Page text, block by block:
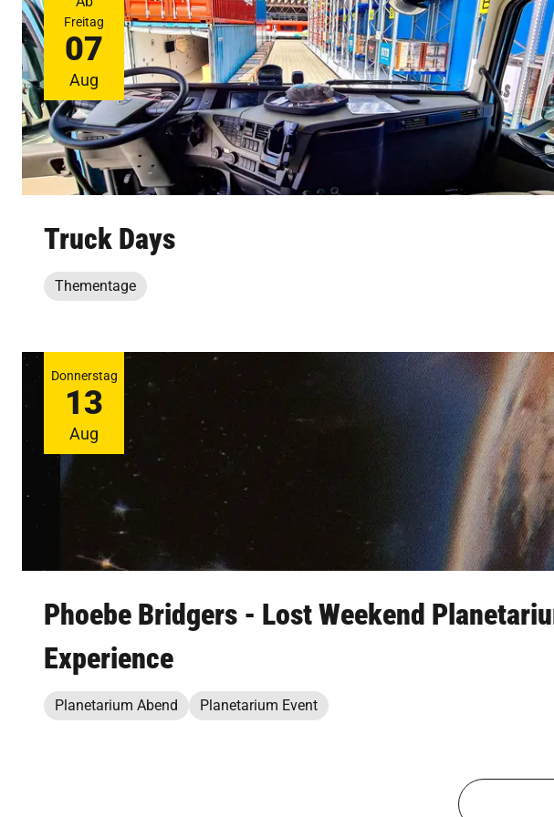
Freitag
07
Aug
Truck Days
Thementage
Donnerstag
13
Aug
Phoebe Bridgers - Lost Weekend
Experience
Planetarium Abend Planetarium Event